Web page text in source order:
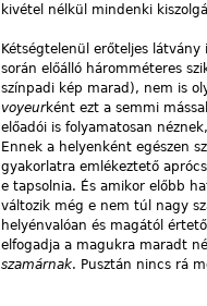
kivétel nélkül mindenki
Kétségtelenül erőteljes látvány
során előálló háromméteres
színpadi kép marad), nem is
voyeurként ezt a semmi
előadói is folyamatosan
Ennek a helyenként egészen
gyakorlatra emlékeztető
e tapsolnia. És amikor előbb
változik még e nem túl nagy
helyénvalóan és magától
elfogadja a magukra maradt
szamárnak. Pusztán nincs rá